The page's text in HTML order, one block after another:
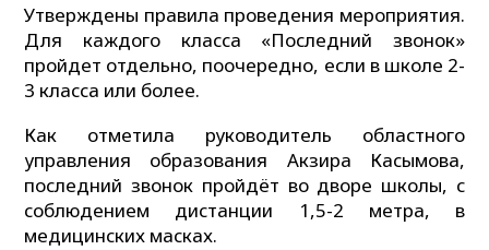
Утверждены правила проведения мероприятия.
Для каждого класса «Последний звонок»
пройдет отдельно, поочередно, если в школе 2-
3 класса или более.
Как отметила руководитель областного
управления образования Акзира Касымова,
последний звонок пройдёт во дворе школы, с
соблюдением дистанции 1,5-2 метра, в
медицинских масках.